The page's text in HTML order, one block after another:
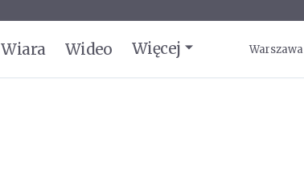
Wiara Wideo Więcej Warszawa